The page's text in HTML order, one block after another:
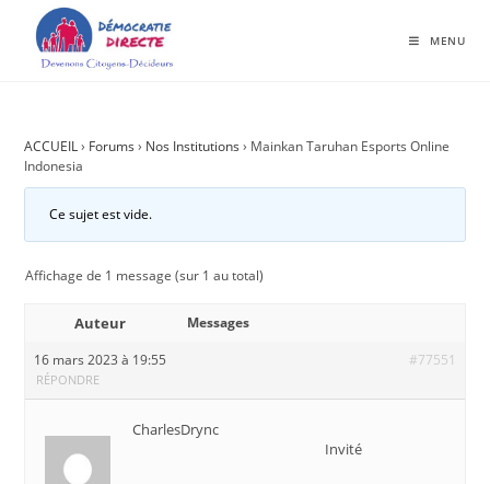
MENU
ACCUEIL › Forums › Nos Institutions › Mainkan Taruhan Esports Online
Indonesia
Ce sujet est vide.
Affichage de 1 message (sur 1 au total)
Auteur
Messages
16 mars 2023 à 19:55
#77551
RÉPONDRE
CharlesDrync
Invité